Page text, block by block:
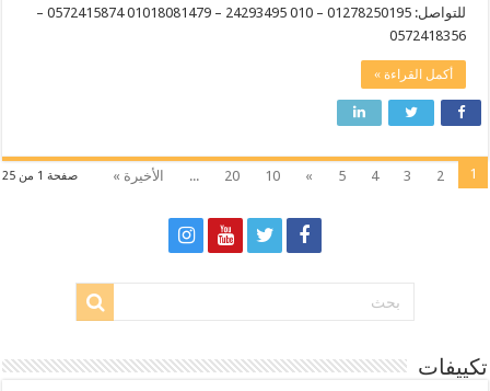
للتواصل: 01278250195 – 010 24293495 – 01018081479 0572415874 –
0572418356
أكمل القراءة »
صفحة 1 من 25 1
2
3
4
5
»
10
20
... الأخيرة »
تكييفات